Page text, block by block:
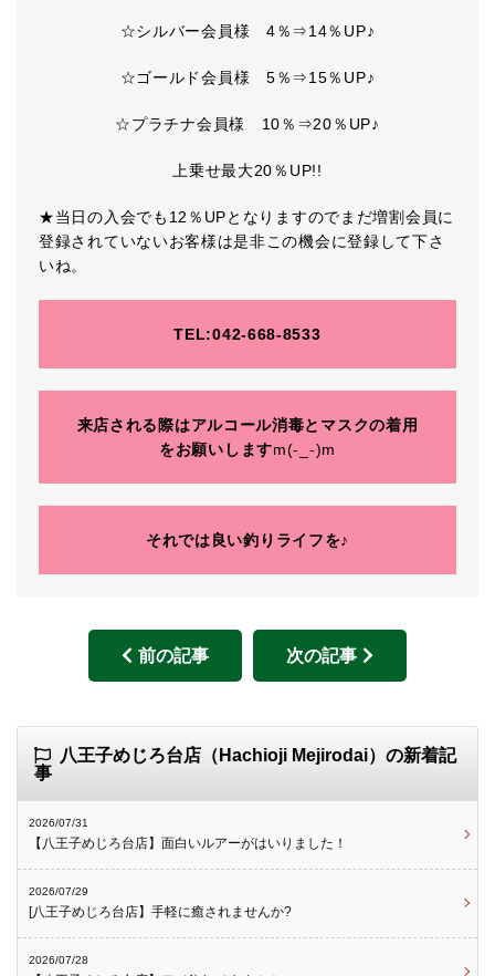
☆シルバー会員様 4％⇒14％UP♪
☆ゴールド会員様 5％⇒15％UP♪
☆プラチナ会員様 10％⇒20％UP♪
上乗せ最大20％UP!!
★当日の入会でも12％UPとなりますのでまだ増割会員に
登録されていないお客様は是非この機会に登録して下さ
いね。
TEL:042-668-8533
来店される際はアルコール消毒とマスクの着用
をお願いしますm(-_-)m
それでは良い釣りライフを♪
前の記事 次の記事
八王子めじろ台店（Hachioji Mejirodai）の新着記
事
2026/07/31
【八王子めじろ台店】面白いルアーがはいりました！
2026/07/29
[八王子めじろ台店】手軽に癒されませんか?
2026/07/28